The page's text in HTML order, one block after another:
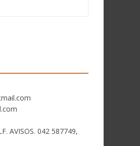
AVISOS. 042 587749,